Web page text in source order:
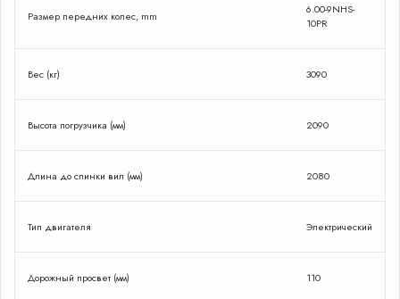
Размер передних колес, mm
6.00-9NHS-
10PR
Вес (кг) 3090
Высота погрузчика (мм) 2090
Длина до спинки вил (мм) 2080
Тип двигателя Электрический
Дорожный просвет (мм) 110